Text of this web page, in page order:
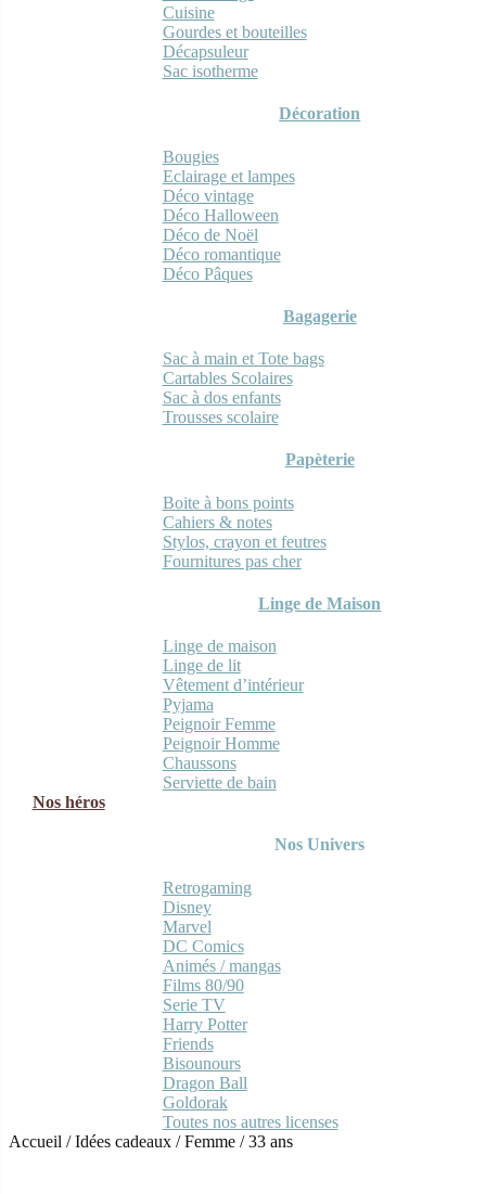
Cuisine
Gourdes et bouteilles
Décapsuleur
Sac isotherme
Décoration
Bougies
Eclairage et lampes
Déco vintage
Déco Halloween
Déco de Noël
Déco romantique
Déco Pâques
Bagagerie
Sac à main et Tote bags
Cartables Scolaires
Sac à dos enfants
Trousses scolaire
Papèterie
Boite à bons points
Cahiers & notes
Stylos, crayon et feutres
Fournitures pas cher
Linge de Maison
Linge de maison
Linge de lit
Vêtement d’intérieur
Pyjama
Peignoir Femme
Peignoir Homme
Chaussons
Serviette de bain
Nos héros
Nos Univers
Retrogaming
Disney
Marvel
DC Comics
Animés / mangas
Films 80/90
Serie TV
Harry Potter
Friends
Bisounours
Dragon Ball
Goldorak
Toutes nos autres licenses
Accueil /Idées cadeaux /Femme /33 ans